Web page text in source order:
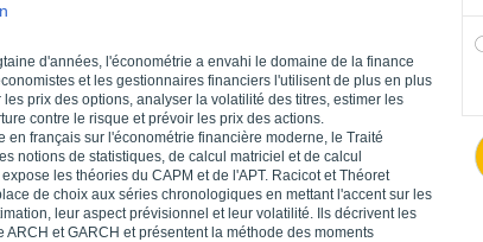
d'années, l'économétrie a envahi le domaine de la finance
et les gestionnaires financiers l'utilisent de plus en plus
prix des options, analyser la volatilité des titres, estimer les
contre le risque et prévoir les prix des actions.
en français sur l'économétrie financière moderne, le Traité
notions de statistiques, de calcul matriciel et de calcul
les théories du CAPM et de l'APT. Racicot et Théoret
de choix aux séries chronologiques en mettant l'accent sur les
leur aspect prévisionnel et leur volatilité. Ils décrivent les
ARCH et GARCH et présentent la méthode des moments